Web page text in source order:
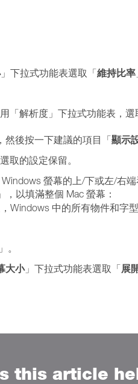
」下拉式功能表選取「維持比率
「解析度」下拉式功能表，選
然後按一下建議的項目「顯示
取的設定保留。
螢幕的上/下或左/右端
」，以填滿整個 Mac 螢幕：
Windows 中的所有物件和字型
」。
大小」下拉式功能表選取「展
this article